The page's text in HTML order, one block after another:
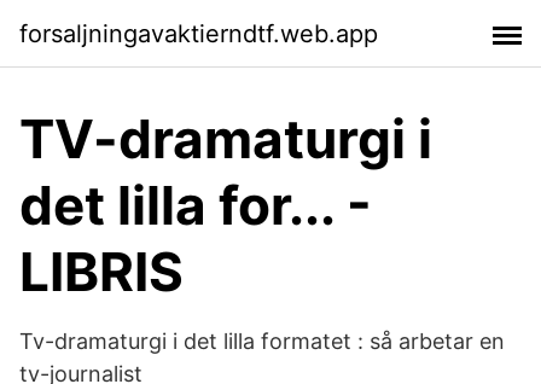
forsaljningavaktierndtf.web.app
TV-dramaturgi i
det lilla for... -
LIBRIS
Tv-dramaturgi i det lilla formatet : så arbetar en
tv-journalist